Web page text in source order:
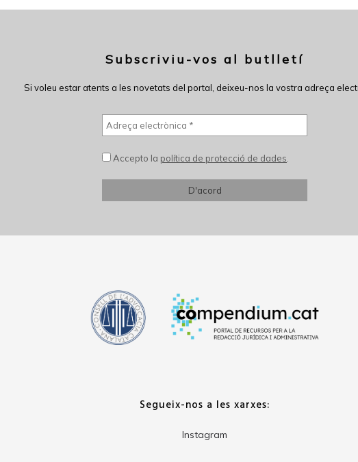
Subscriviu-vos al butlletí
Si voleu estar atents a les novetats del portal, deixeu-nos la vostra adreça
Accepto la política de protecció de dades
Segueix-nos a les xarxes:
Instagram